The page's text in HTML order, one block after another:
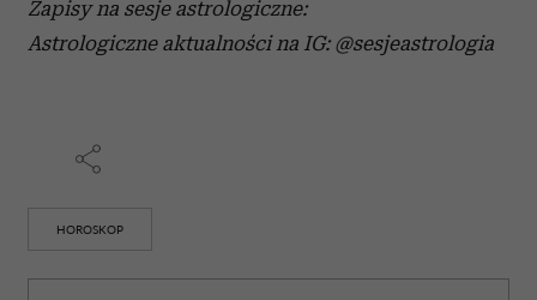
Zapisy na sesje astrologiczne:
Astrologiczne aktualności na IG: @sesjeastrologia
HOROSKOP